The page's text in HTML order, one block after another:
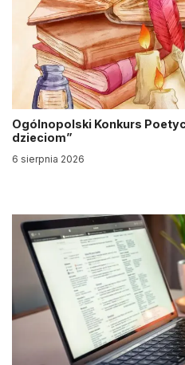
Ogólnopolski Konkurs
dzieciom”
6 sierpnia 2026